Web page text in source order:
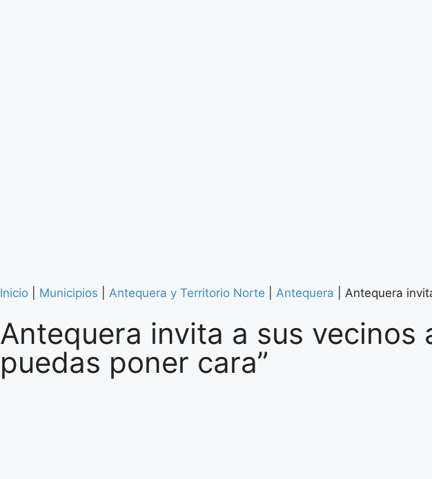
Inicio Municipios Antequera y Territorio Norte Antequera Antequera
Antequera invita a sus vecinos
puedas poner cara”